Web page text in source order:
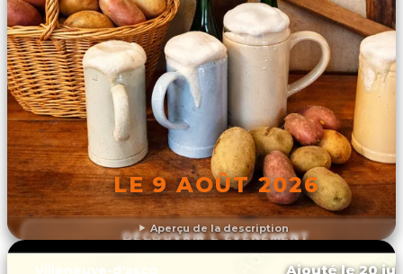
Aperçu de la description
LE 9 AOÛT 2026
DÉCOUVRIR L'ÉVÉNEMENT
Villeneuve-d'ascq Ajouté le 20